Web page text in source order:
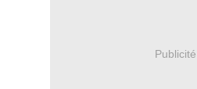
Publicité